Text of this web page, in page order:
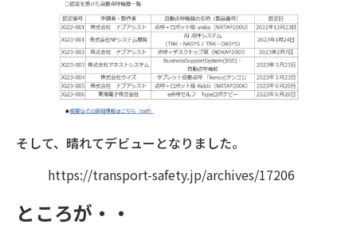
そして、晴れてデビューとなりました。
https://transport-safety.jp/archives/17206
ところが・・